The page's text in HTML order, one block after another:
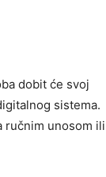
dobit će svoj
sistema.
ručnim unosom ili